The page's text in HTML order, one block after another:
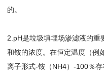
的。
2.pH是垃圾填埋场渗滤液的
和铵的浓度。在恒定温度（例
离子形式-铵（NH4）-100％